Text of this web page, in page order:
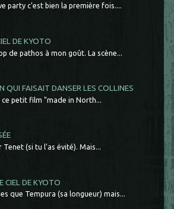
party c'est bien la première fois....
DE KYOTO
de pathos à mon goût. La scène...
QUI FAISAIT DANSER LES COLLINES
petit film "made in North...
(si tu l'as évité). Mais...
CIEL DE KYOTO
que Tempura (sa longueur) mais...